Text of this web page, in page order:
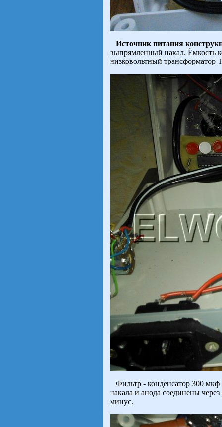
Источник питания
выпрямленный накал. Ёмкость
низковольтный трансформатор
Фильтр - конденсатор 300 мкф
накала и анода соединены
минус.